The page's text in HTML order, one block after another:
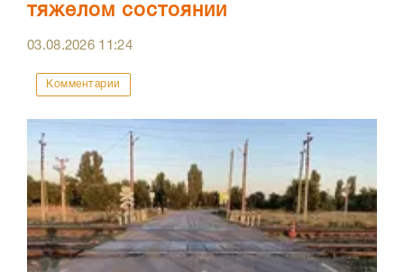
тяжелом состоянии
03.08.2026 11:24
Комментарии